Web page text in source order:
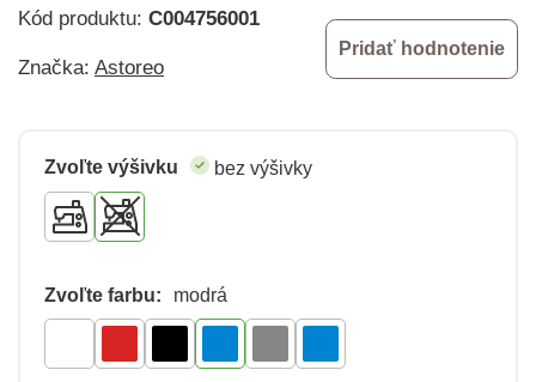
Kód produktu: C004756001
Značka: Astoreo
Pridať hodnotenie
Zvoľte výšivku bez výšivky
Zvoľte farbu: modrá